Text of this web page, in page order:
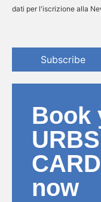
dati per l'iscrizione alla
Subscribe
Book
CARD
now